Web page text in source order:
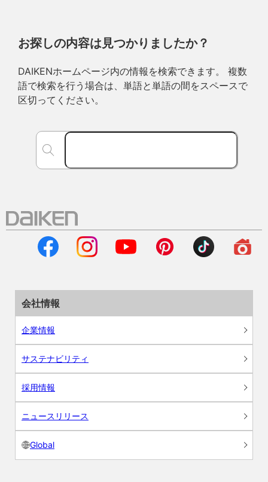
お探しの内容は見つかりましたか？
DAIKENホームページ内の情報を検索できます。 複数
語で検索を行う場合は、単語と単語の間をスペースで
区切ってください。
会社情報
企業情報
サステナビリティ
採用情報
ニュースリリース
Global